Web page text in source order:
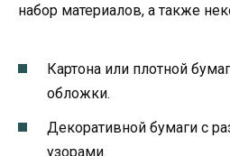
набор материалов, а также
Картона или плотной
обложки.
Декоративной бумаги с
узорами.